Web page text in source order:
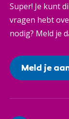
Super! Je kunt
vragen hebt
nodig? Meld je
Meld je